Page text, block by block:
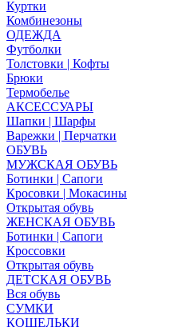
Куртки
Комбинезоны
ОДЕЖДА
Футболки
Толстовки | Кофты
Брюки
Термобелье
АКСЕССУАРЫ
Шапки | Шарфы
Варежки | Перчатки
ОБУВЬ
МУЖСКАЯ ОБУВЬ
Ботинки | Сапоги
Кросовки | Мокасины
Открытая обувь
ЖЕНСКАЯ ОБУВЬ
Ботинки | Сапоги
Кроссовки
Открытая обувь
ДЕТСКАЯ ОБУВЬ
Вся обувь
СУМКИ
КОШЕЛЬКИ